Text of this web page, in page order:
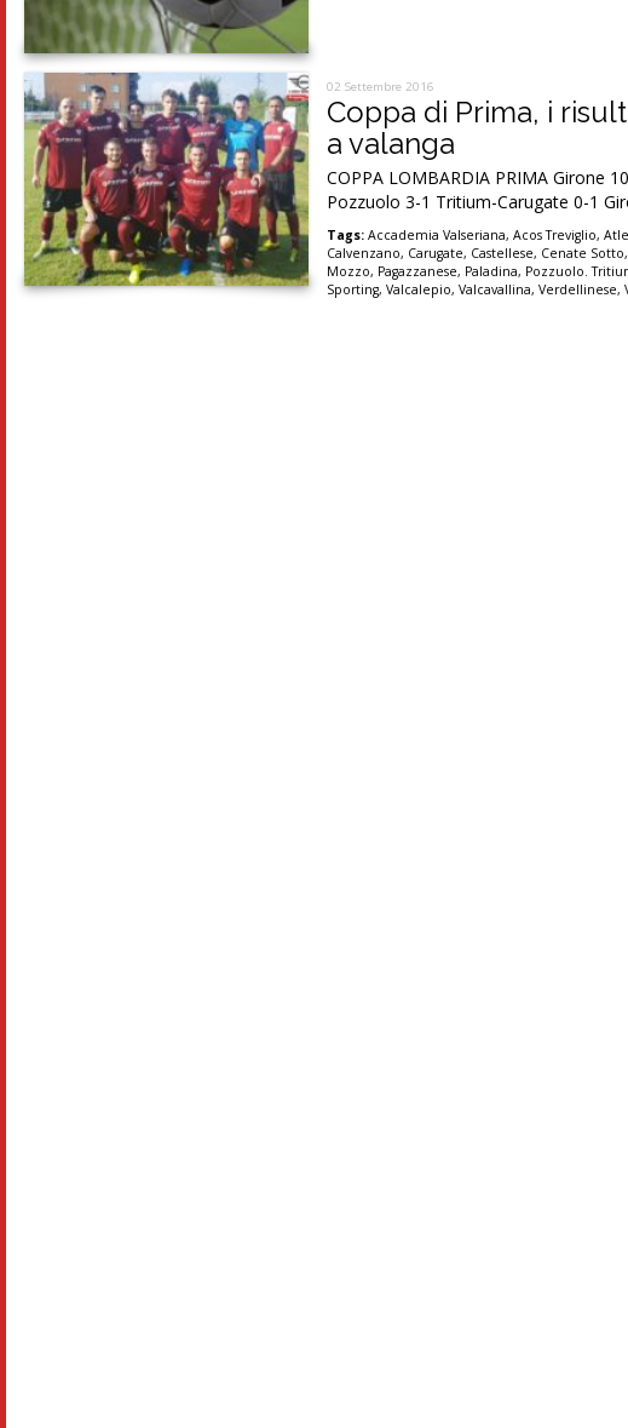
02 Settembre 2016
Coppa di Prima, i
a valanga
COPPA LOMBARDIA PRIMA Girone
Pozzuolo 3-1 Tritium-Carugate 0-1
Tags: Accademia Valseriana,Acos Treviglio,
Calvenzano, Carugate, Castellese, Cenate Sotto,
Mozzo, Pagazzanese, Paladina, Pozzuolo.
Sporting,Valcalepio,Valcavallina,Verdellinese,